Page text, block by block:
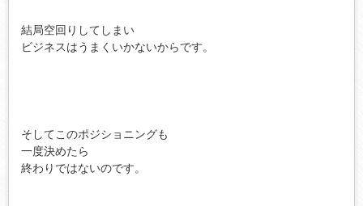
結局空回りしてしまい
ビジネスはうまくいかないからです。
そしてこのポジショニングも
一度決めたら
終わりではないのです。